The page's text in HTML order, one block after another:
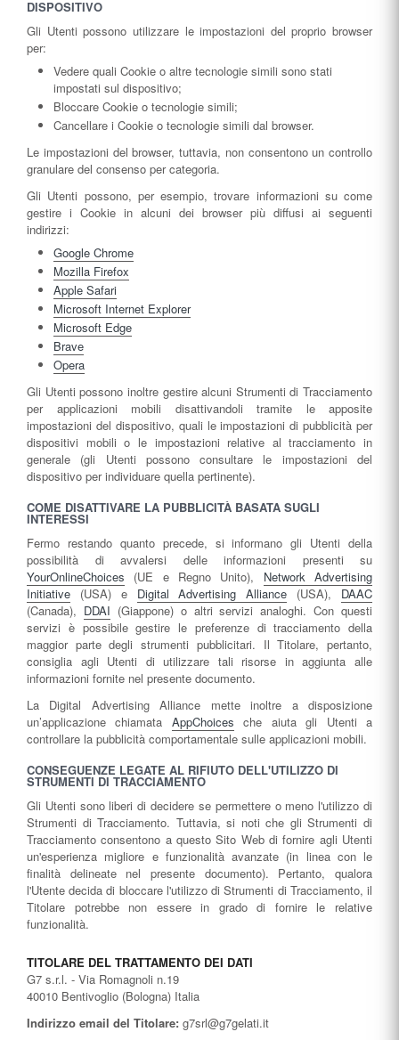
DISPOSITIVO
Gli Utenti possono utilizzare le impostazioni del proprio browser
per:
Vedere quali Cookie o altre tecnologie simili sono stati
impostati sul dispositivo;
Bloccare Cookie o tecnologie simili;
Cancellare i Cookie o tecnologie simili dal browser.
Le impostazioni del browser, tuttavia, non consentono un controllo
granulare del consenso per categoria.
Gli Utenti possono, per esempio, trovare informazioni su come
gestire i Cookie in alcuni dei browser più diffusi ai seguenti
indirizzi:
Google Chrome
Mozilla Firefox
Apple Safari
Microsoft Internet Explorer
Microsoft Edge
Brave
Opera
Gli Utenti possono inoltre gestire alcuni Strumenti di Tracciamento
per applicazioni mobili disattivandoli tramite le apposite
impostazioni del dispositivo, quali le impostazioni di pubblicità per
dispositivi mobili o le impostazioni relative al tracciamento in
generale (gli Utenti possono consultare le impostazioni del
dispositivo per individuare quella pertinente).
COME DISATTIVARE LA PUBBLICITÀ BASATA SUGLI
INTERESSI
Fermo restando quanto precede, si informano gli Utenti della
possibilità di avvalersi delle informazioni presenti su
YourOnlineChoices (UE e Regno Unito), Network Advertising
Initiative (USA) e Digital Advertising Alliance (USA), DAAC
(Canada), DDAI (Giappone) o altri servizi analoghi. Con questi
servizi è possibile gestire le preferenze di tracciamento della
maggior parte degli strumenti pubblicitari. Il Titolare, pertanto,
consiglia agli Utenti di utilizzare tali risorse in aggiunta alle
informazioni fornite nel presente documento.
La Digital Advertising Alliance mette inoltre a disposizione
un’applicazione chiamata AppChoices che aiuta gli Utenti a
controllare la pubblicità comportamentale sulle applicazioni mobili.
CONSEGUENZE LEGATE AL RIFIUTO DELL'UTILIZZO DI
STRUMENTI DI TRACCIAMENTO
Gli Utenti sono liberi di decidere se permettere o meno l'utilizzo di
Strumenti di Tracciamento. Tuttavia, si noti che gli Strumenti di
Tracciamento consentono a questo Sito Web di fornire agli Utenti
un'esperienza migliore e funzionalità avanzate (in linea con le
finalità delineate nel presente documento). Pertanto, qualora
l'Utente decida di bloccare l'utilizzo di Strumenti di Tracciamento, il
Titolare potrebbe non essere in grado di fornire le relative
funzionalità.
TITOLARE DEL TRATTAMENTO DEI DATI
G7 s.r.l. - Via Romagnoli n.19
40010 Bentivoglio (Bologna) Italia
Indirizzo email del Titolare: g7srl@g7gelati.it